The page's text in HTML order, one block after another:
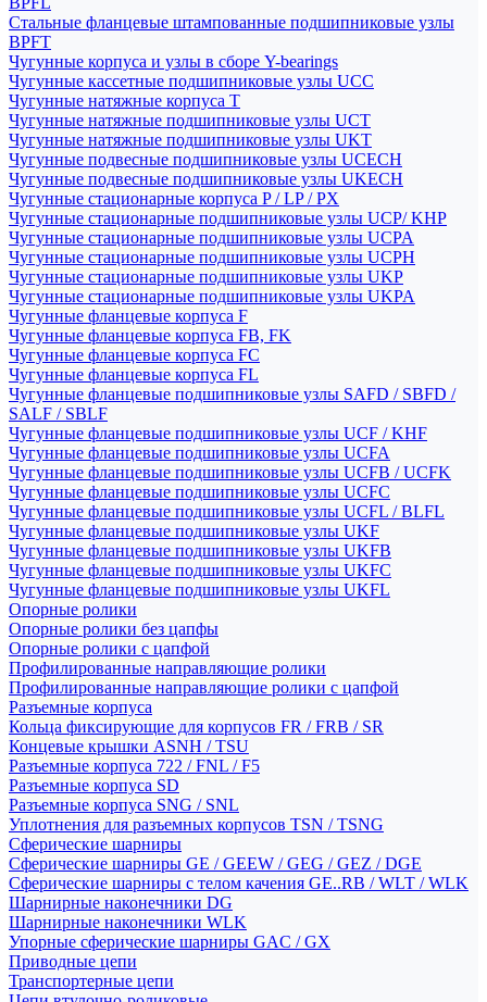
Стальные фланцевые штампованные подшипниковые узлы
BPFT
Чугунные корпуса и узлы в сборе Y-bearings
Чугунные кассетные подшипниковые узлы UCC
Чугунные натяжные корпуса T
Чугунные натяжные подшипниковые узлы UCT
Чугунные натяжные подшипниковые узлы UKT
Чугунные подвесные подшипниковые узлы UCECH
Чугунные подвесные подшипниковые узлы UKECH
Чугунные стационарные корпуса P / LP / PX
Чугунные стационарные подшипниковые узлы UCP/ KHP
Чугунные стационарные подшипниковые узлы UCPA
Чугунные стационарные подшипниковые узлы UCPH
Чугунные стационарные подшипниковые узлы UKP
Чугунные стационарные подшипниковые узлы UKPA
Чугунные фланцевые корпуса F
Чугунные фланцевые корпуса FB, FK
Чугунные фланцевые корпуса FC
Чугунные фланцевые корпуса FL
Чугунные фланцевые подшипниковые узлы SAFD / SBFD /
SALF / SBLF
Чугунные фланцевые подшипниковые узлы UCF / KHF
Чугунные фланцевые подшипниковые узлы UCFA
Чугунные фланцевые подшипниковые узлы UCFB / UCFK
Чугунные фланцевые подшипниковые узлы UCFC
Чугунные фланцевые подшипниковые узлы UCFL / BLFL
Чугунные фланцевые подшипниковые узлы UKF
Чугунные фланцевые подшипниковые узлы UKFB
Чугунные фланцевые подшипниковые узлы UKFC
Чугунные фланцевые подшипниковые узлы UKFL
Опорные ролики
Опорные ролики без цапфы
Опорные ролики с цапфой
Профилированные направляющие ролики
Профилированные направляющие ролики с цапфой
Разъемные корпуса
Кольца фиксирующие для корпусов FR / FRB / SR
Концевые крышки ASNH / TSU
Разъемные корпуса 722 / FNL / F5
Разъемные корпуса SD
Разъемные корпуса SNG / SNL
Уплотнения для разъемных корпусов TSN / TSNG
Сферические шарниры
Сферические шарниры GE / GEEW / GEG / GEZ / DGE
Сферические шарниры с телом качения GE..RB / WLT / WLK
Шарнирные наконечники DG
Шарнирные наконечники WLK
Упорные сферические шарниры GAC / GX
Приводные цепи
Транспортерные цепи